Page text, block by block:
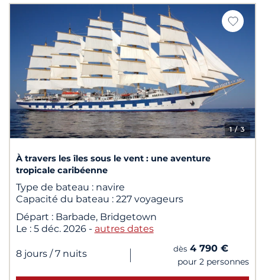
1/ 3
À travers les îles sous le vent : une aventure
tropicale caribéenne
Type de bateau : navire
Capacité du bateau : 227 voyageurs
Départ : Barbade, Bridgetown
Le : 5 déc. 2026 - autres dates
8 jours / 7 nuits | dès 4 790 €
pour 2 personnes